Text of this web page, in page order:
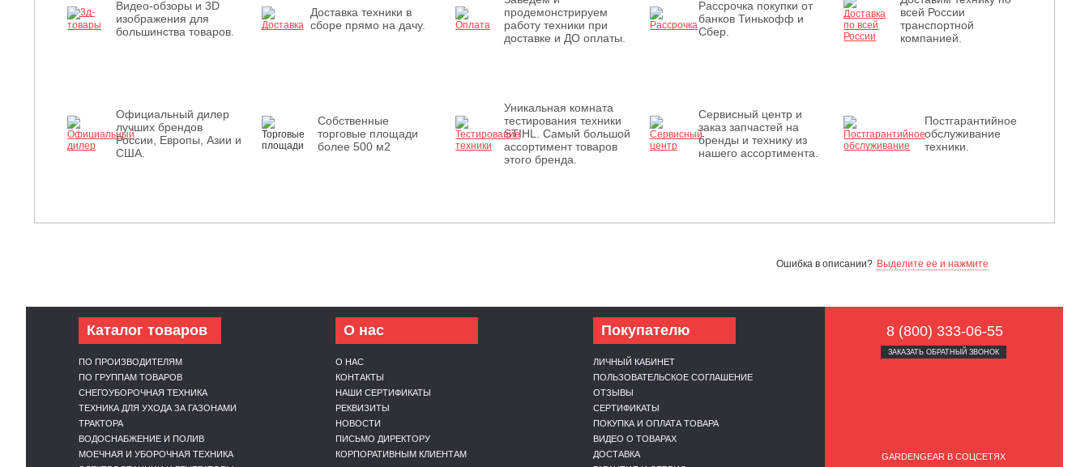
Видео-обзоры и 3D
изображения для
большинства товаров.
Доставка техники в
сборе прямо на дачу.
продемонстрируем
работу техники при
доставке и ДО оплаты.
Рассрочка покупки от
банков Тинькофф и
Сбер.
всей России
транспортной
компанией.
Официальный дилер
лучших брендов
России, Европы, Азии и
США.
Собственные
торговые площади
более 500 м2
Уникальная комната
тестирования техники
STIHL. Самый большой
ассортимент товаров
этого бренда.
Сервисный центр и
заказ запчастей на
бренды и технику из
нашего ассортимента.
Постгарантийное
обслуживание
техники.
Ошибка в описании? Выделите ее и нажмите
Каталог товаров
ПО ПРОИЗВОДИТЕЛЯМ
ПО ГРУППАМ ТОВАРОВ
СНЕГОУБОРОЧНАЯ ТЕХНИКА
ТЕХНИКА ДЛЯ УХОДА ЗА ГАЗОНАМИ
ТРАКТОРА
ВОДОСНАБЖЕНИЕ И ПОЛИВ
МОЕЧНАЯ И УБОРОЧНАЯ ТЕХНИКА
О нас
О НАС
КОНТАКТЫ
НАШИ СЕРТИФИКАТЫ
РЕКВИЗИТЫ
НОВОСТИ
ПИСЬМО ДИРЕКТОРУ
КОРПОРАТИВНЫМ КЛИЕНТАМ
Покупателю
ЛИЧНЫЙ КАБИНЕТ
ПОЛЬЗОВАТЕЛЬСКОЕ СОГЛАШЕНИЕ
ОТЗЫВЫ
СЕРТИФИКАТЫ
ПОКУПКА И ОПЛАТА ТОВАРА
ВИДЕО О ТОВАРАХ
ДОСТАВКА
8 (800) 333-06-55
ЗАКАЗАТЬ ОБРАТНЫЙ ЗВОНОК
GARDENGEAR В СОЦСЕТЯХ